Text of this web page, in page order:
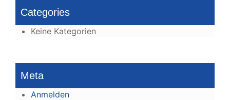
Categories
Keine Kategorien
Meta
Anmelden